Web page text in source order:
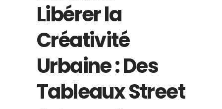
Libérer la
Créativité
Urbaine : Des
Tableaux Street